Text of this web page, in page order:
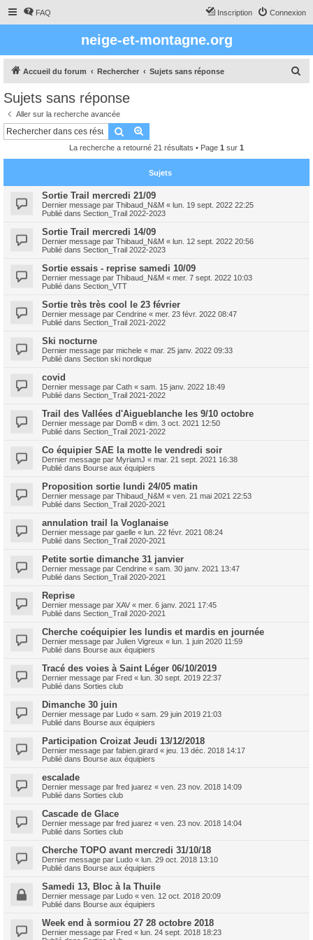
FAQ Connexion
Inscription
neige-et-montagne.org
Accueil du forum Rechercher Sujets sans réponse
h
Sujets sans réponse
Aller sur la recherche avancée
Rechercher
La recherche a retourné 21 résultats • Page 1 sur 1
Sujets
Sortie Trail mercredi 21/09
Dernier message par Thibaud_N&M « lun. 19 sept. 2022 22:25
Publié dans Section_Trail 2022-2023
Sortie Trail mercredi 14/09
Dernier message par Thibaud_N&M « lun. 12 sept. 2022 20:56
Publié dans Section_Trail 2022-2023
Sortie essais - reprise samedi 10/09
Dernier message par Thibaud_N&M « mer. 7 sept. 2022 10:03
Publié dans Section_VTT
Sortie très très cool le 23 février
Dernier message par Cendrine « mer. 23 févr. 2022 08:47
Publié dans Section_Trail 2021-2022
Ski nocturne
Dernier message par michele « mar. 25 janv. 2022 09:33
Publié dans Section ski nordique
covid
Dernier message par Cath « sam. 15 janv. 2022 18:49
Publié dans Section_Trail 2021-2022
Trail des Vallées d'Aigueblanche les 9/10 octobre
Dernier message par DomB « dim. 3 oct. 2021 12:50
Publié dans Section_Trail 2021-2022
Co équipier SAE la motte le vendredi soir
Dernier message par MyriamJ « mar. 21 sept. 2021 16:38
Publié dans Bourse aux équipiers
Proposition sortie lundi 24/05 matin
Dernier message par Thibaud_N&M « ven. 21 mai 2021 22:53
Publié dans Section_Trail 2020-2021
annulation trail la Voglanaise
Dernier message par gaelle « lun. 22 févr. 2021 08:24
Publié dans Section_Trail 2020-2021
Petite sortie dimanche 31 janvier
Dernier message par Cendrine « sam. 30 janv. 2021 13:47
Publié dans Section_Trail 2020-2021
Reprise
Dernier message par XAV « mer. 6 janv. 2021 17:45
Publié dans Section_Trail 2020-2021
Cherche coéquipier les lundis et mardis en journée
Dernier message par Julien Vigreux « lun. 1 juin 2020 11:59
Publié dans Bourse aux équipiers
Tracé des voies à Saint Léger 06/10/2019
Dernier message par Fred « lun. 30 sept. 2019 22:37
Publié dans Sorties club
Dimanche 30 juin
Dernier message par Ludo « sam. 29 juin 2019 21:03
Publié dans Bourse aux équipiers
Participation Croizat Jeudi 13/12/2018
Dernier message par fabien.girard « jeu. 13 déc. 2018 14:17
Publié dans Bourse aux équipiers
escalade
Dernier message par fred juarez « ven. 23 nov. 2018 14:09
Publié dans Sorties club
Cascade de Glace
Dernier message par fred juarez « ven. 23 nov. 2018 14:04
Publié dans Sorties club
Cherche TOPO avant mercredi 31/10/18
Dernier message par Ludo « lun. 29 oct. 2018 13:10
Publié dans Bourse aux équipiers
Samedi 13, Bloc à la Thuile
Dernier message par Ludo « ven. 12 oct. 2018 20:09
Publié dans Bourse aux équipiers
Week end à sormiou 27 28 octobre 2018
Dernier message par Fred « lun. 24 sept. 2018 18:23